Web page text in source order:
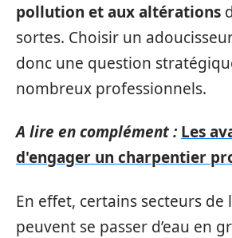
pollution et aux altérations
sortes. Choisir un
donc une question
nombreux professionnels.
A lire en complément : Les
d'engager un charpentier
En effet, certains secteurs de
peuvent se passer d’eau en